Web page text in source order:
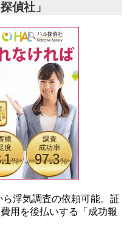
偵社」
ら浮気調査の依頼可能。証
用を後払いする「成功報